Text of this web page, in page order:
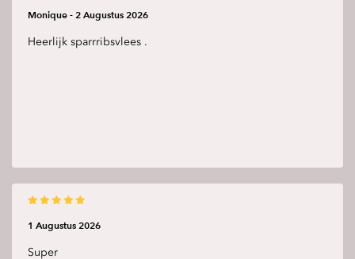
Monique - 2 Augustus 2026
Heerlijk sparrribsvlees .
1 Augustus 2026
Super